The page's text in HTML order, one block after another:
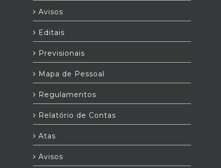
Avisos
Editais
Previsionais
Mapa de Pessoal
Regulamentos
Relatório de Contas
Atas
Avisos